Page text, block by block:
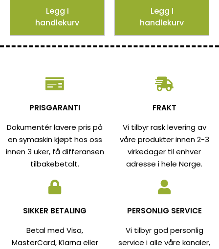
Legg i
handlekurv
Legg i
handlekurv
PRISGARANTI
Dokumentér lavere pris på
en symaskin kjøpt hos oss
innen 3 uker, få differansen
tilbakebetalt.
FRAKT
Vi tilbyr rask levering av
våre produkter innen 2-3
virkedager til enhver
adresse i hele Norge.
SIKKER BETALING
Betal med Visa,
MasterCard, Klarna eller
PERSONLIG SERVICE
Vi tilbyr god personlig
service i alle våre kanaler,